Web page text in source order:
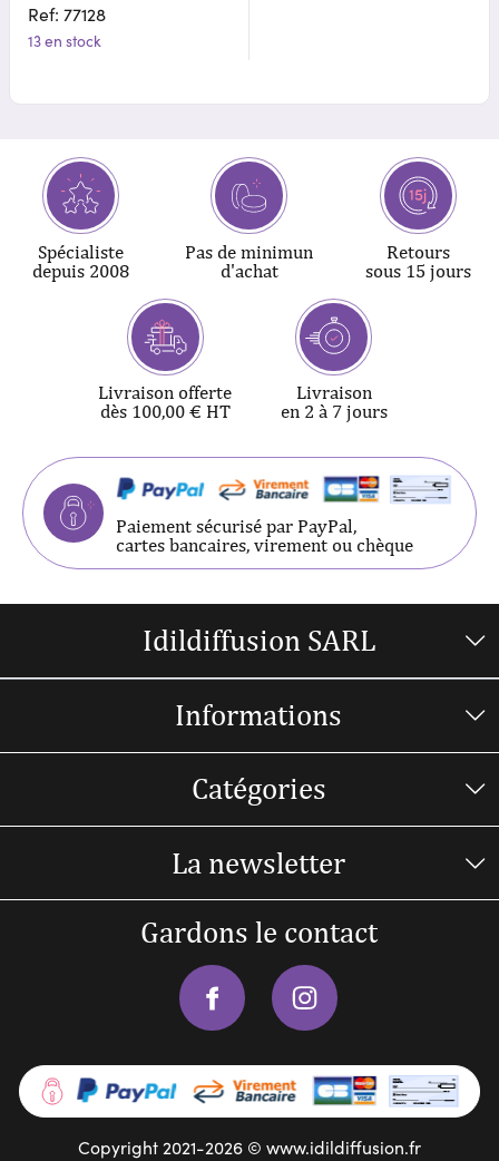
Ref: 77128
13 en stock
Spécialiste
depuis 2008
Pas de minimun
d'achat
Retours
sous 15 jours
Livraison offerte
dès 100,00 € HT
Livraison
en 2 à 7 jours
Paiement sécurisé par PayPal,
cartes bancaires, virement ou chèque
Idildiffusion SARL
Informations
Catégories
La newsletter
Gardons le contact
Copyright 2021-2026 © www.idildiffusion.fr